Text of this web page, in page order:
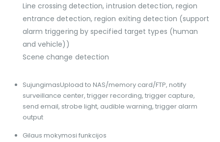
Line crossing detection, intrusion detection, region
entrance detection, region exiting detection (support
alarm triggering by specified target types (human
and vehicle))
Scene change detection
SujungimasUpload to NAS/memory card/FTP, notify
surveillance center, trigger recording, trigger capture,
send email, strobe light, audible warning, trigger alarm
output
Gilaus mokymosi funkcijos